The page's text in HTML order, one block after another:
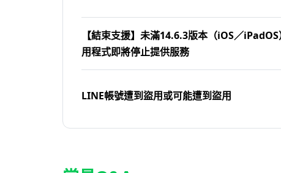
【結束支援】未滿14.6.3版本（iOS／
用程式即將停止提供服務
LINE帳號遭到盜用或可能遭到盜用